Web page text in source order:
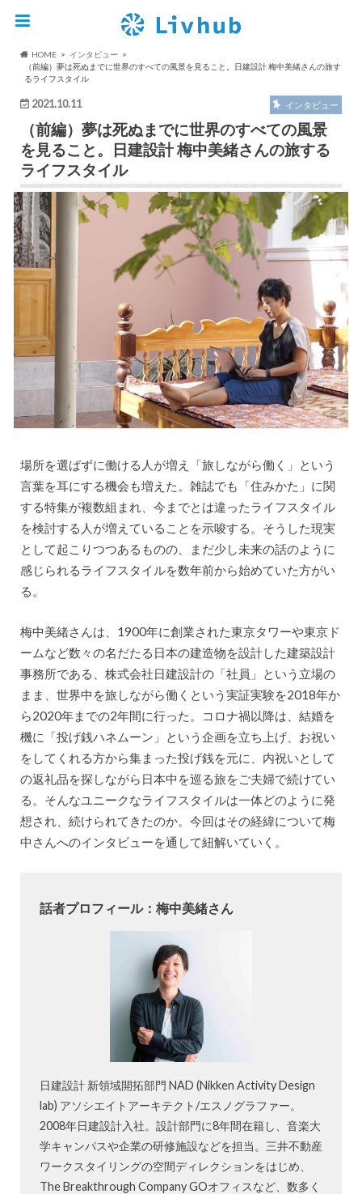
HOME
インタビュー
（前編）夢は死ぬまでに世界のすべての風景を見ること。日建設計 梅中美緒さんの旅す
るライフスタイル
2021.10.11 インタビュー
（前編）夢は死ぬまでに世界のすべての風景
を見ること。日建設計 梅中美緒さんの旅する
ライフスタイル
場所を選ばずに働ける人が増え「旅しながら働く」という
言葉を耳にする機会も増えた。雑誌でも「住みかた」に関
する特集が複数組まれ、今までとは違ったライフスタイル
を検討する人が増えていることを示唆する。そうした現実
として起こりつつあるものの、まだ少し未来の話のように
感じられるライフスタイルを数年前から始めていた方がい
る。
梅中美緒さんは、1900年に創業された東京タワーや東京ド
ームなど数々の名だたる日本の建造物を設計した建築設計
事務所である、株式会社日建設計の「社員」という立場の
まま、世界中を旅しながら働くという実証実験を2018年か
ら2020年までの2年間に行った。コロナ禍以降は、結婚を
機に「投げ銭ハネムーン」という企画を立ち上げ、お祝い
をしてくれる方から集まった投げ銭を元に、内祝いとして
の返礼品を探しながら日本中を巡る旅をご夫婦で続けてい
る。そんなユニークなライフスタイルは一体どのように発
想され、続けられてきたのか。今回はその経緯について梅
中さんへのインタビューを通して紐解いていく。
話者プロフィール：梅中美緒さん
日建設計 新領域開拓部門 NAD (Nikken Activity Design
lab) アソシエイトアーキテクト/エスノグラファー。
2008年日建設計入社。設計部門に8年間在籍し、音楽大
学キャンパスや企業の研修施設などを担当。三井不動産
ワークスタイリングの空間ディレクションをはじめ、
The Breakthrough Company GOオフィスなど、数多く